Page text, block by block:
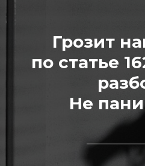
Грозит
по статье
Не